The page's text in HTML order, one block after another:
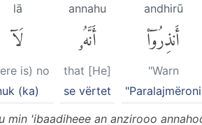
andhirū
أَنذِرُوٓا۟
"Warn
"Paralajmëroni
annahu
أَنَّهُۥ
that [He]
se vërtet
lā
لَآ
is) no
(ka)
'ibaadiheee an anzirooo